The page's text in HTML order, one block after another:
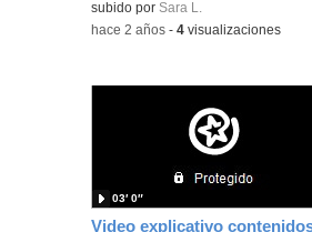
Contenido educativo.
subido por Sara L.
-hace 2 años -4 visualizaciones
03′ 0″